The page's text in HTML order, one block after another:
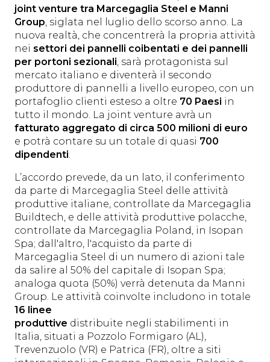
joint venture tra Marcegaglia Steel e Manni
Group, siglata nel luglio dello scorso anno. La
nuova realtà, che concentrerà la propria attività
nei settori dei pannelli coibentati e dei pannelli
per portoni sezionali, sarà protagonista sul
mercato italiano e diventerà il secondo
produttore di pannelli a livello europeo, con un
portafoglio clienti esteso a oltre 70 Paesi in
tutto il mondo. La joint venture avrà un
fatturato aggregato di circa 500 milioni di euro
e potrà contare su un totale di quasi 700
dipendenti.
L’accordo prevede, da un lato, il conferimento
da parte di Marcegaglia Steel delle attività
produttive italiane, controllate da Marcegaglia
Buildtech, e delle attività produttive polacche,
controllate da Marcegaglia Poland, in Isopan
Spa; dall'altro, l'acquisto da parte di
Marcegaglia Steel di un numero di azioni tale
da salire al 50% del capitale di Isopan Spa;
analoga quota (50%) verrà detenuta da Manni
Group. Le attività coinvolte includono in totale
16 linee
produttive distribuite negli stabilimenti in
Italia, situati a Pozzolo Formigaro (AL),
Trevenzuolo (VR) e Patrica (FR), oltre a siti